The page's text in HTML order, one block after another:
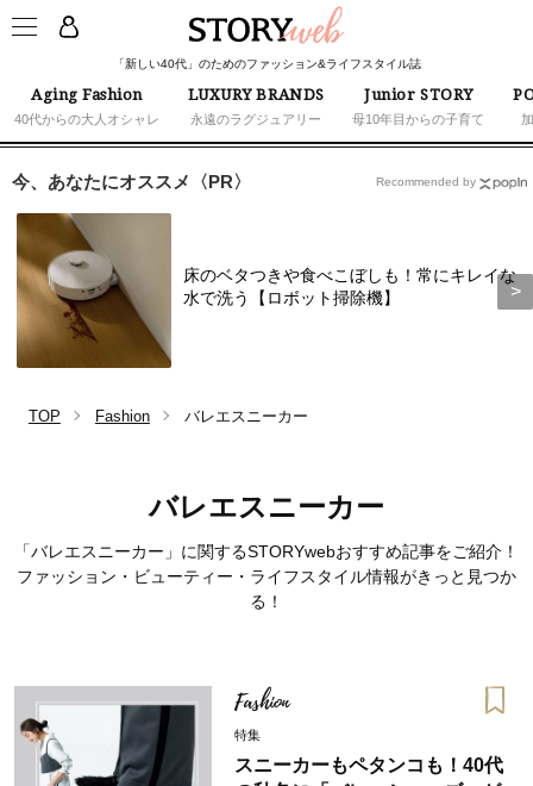
「新しい40代」のためのファッション&ライフスタイル誌
Aging Fashion
40代からの大人オシャレ
LUXURY BRANDS
永遠のラグジュアリー
Junior STORY
母10年目からの子育て
今、あなたにオススメ〈PR〉
床のベタつきや食べこぼしも！常にキレイな
水で洗う【ロボット掃除機】
Recommended by
TOP Fashion バレエスニーカー
バレエスニーカー
「バレエスニーカー」に関するSTORYwebおすすめ記事をご紹介！
ファッション・ビューティー・ライフスタイル情報がきっと見つか
る！
Fashion
特集
スニーカーもペタンコも！40代